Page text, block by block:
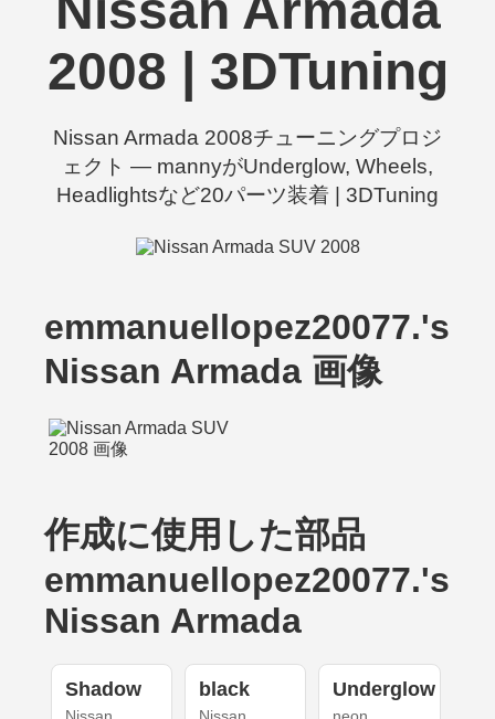
2008 | 3DTuning
Nissan Armada 2008チューニングプロジ
ェクト — mannyがUnderglow, Wheels,
Headlightsなど20パーツ装着 | 3DTuning
emmanuellopez20077.'s
Nissan Armada 画像
作成に使用した部品
emmanuellopez20077.'s
Nissan Armada
Shadow black Underglow